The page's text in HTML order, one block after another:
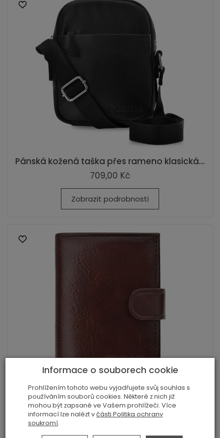
Pánská kožená taška přes rameno klasická...
709,00 Kč
Zobrazit podrobnosti
Pánská ekologická kožená peněženka 4U
CA...
189,00 Kč
Informace o souborech cookie
Prohlížením tohoto webu vyjadřujete svůj souhlas s
používáním souborů cookies. Některé z nich již
mohou být zapsané ve Vašem prohlížeči. Více
informací lze nalézt včásti Politika ochrany
soukromí.